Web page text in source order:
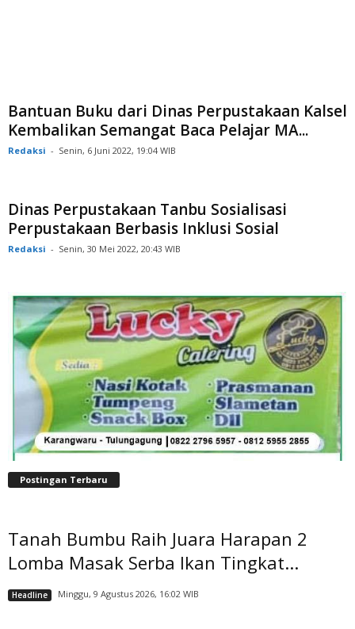
Bantuan Buku dari Dinas Perpustakaan Kalsel
Kembalikan Semangat Baca Pelajar MA...
Redaksi - Senin, 6 Juni 2022, 19:04 WIB
Dinas Perpustakaan Tanbu Sosialisasi
Perpustakaan Berbasis Inklusi Sosial
Redaksi - Senin, 30 Mei 2022, 20:43 WIB
Postingan Terbaru
Tanah Bumbu Raih Juara Harapan 2
Lomba Masak Serba Ikan Tingkat...
Headline Minggu, 9 Agustus 2026, 16:02 WIB